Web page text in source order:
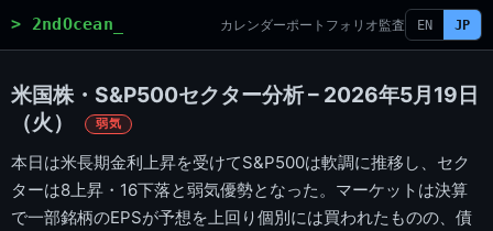
> 2ndOcean_ カレンダーポートフォリオ監査 EN JP
米国株・S&P500セクター分析 – 2026年5月19日
（火）
弱気
本日は米長期金利上昇を受けてS&P500は軟調に推移し、セク
ターは8上昇・16下落と弱気優勢となった。マーケットは決算
で一部銘柄のEPSが予想を上回り個別には買われたものの、債